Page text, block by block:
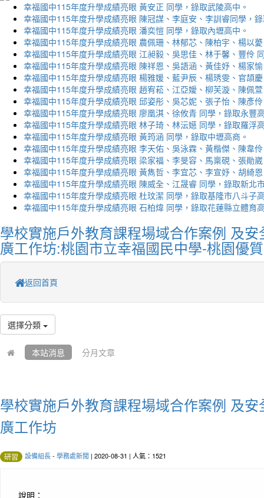
幸福國中115年度升學成績亮眼 黃安正 同學，錄取武陵高中。
幸福國中115年度升學成績亮眼 陳冠謀、李庭安、李訓睿同學，
幸福國中115年度升學成績亮眼 潘奕愷 同學，錄取內壢高中。
幸福國中115年度升學成績亮眼 農佩珊、林郁芯、陳柏宇、楊以
幸福國中115年度升學成績亮眼 江昶毅、吳思佳、林于馨、豐伶
幸福國中115年度升學成績亮眼 陳祥恩、吳語涵、黃佳妤、楊家
幸福國中115年度升學成績亮眼 楊雅媛、藍尹辰、楊琇雯、官頡
幸福國中115年度升學成績亮眼 趙宥菘、江亞嬡、柳芙漩、陳佩
幸福國中115年度升學成績亮眼 邱姿彤、吳芯妮、張子怡、陳彥
幸福國中115年度升學成績亮眼 廖凰淇、徐攸青 同學，錄取永豐
幸福國中115年度升學成績亮眼 林子琦、林沄嬨 同學，錄取羅浮
幸福國中115年度升學成績亮眼 黃筠涵 同學，錄取中壢高商。
幸福國中115年度升學成績亮眼 李天佑、吳泳霖、黃楷傑、陳韋
幸福國中115年度升學成績亮眼 梁家福、李旻容、馬稟硯、張勛
幸福國中115年度升學成績亮眼 黃雋哲、李宜芯、李宣妤、胡綺
幸福國中115年度升學成績亮眼 陳威全、江晟睿 同學，錄取新北
幸福國中115年度升學成績亮眼 杜玟潔 同學，錄取基隆市八斗子
幸福國中115年度升學成績亮眼 石柏煒 同學，錄取花蓮縣立體育
學校實施戶外教育課程場域合作案例 及
廣工作坊:桃園市立幸福國民中學-桃園優
返回首頁
選擇分類
本站消息 分月文章
學校實施戶外教育課程場域合作案例 及
廣工作坊
研習 設備組長- 學務處新聞 | 2020-08-31 | 人氣：1521
說明：